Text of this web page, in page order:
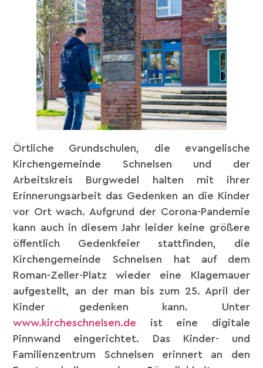
Örtliche Grundschulen, die evangelische
Kirchengemeinde Schnelsen und der
Arbeitskreis Burgwedel halten mit ihrer
Erinnerungsarbeit das Gedenken an die Kinder
vor Ort wach. Aufgrund der Corona-Pandemie
kann auch in diesem Jahr leider keine größere
öffentlich Gedenkfeier stattfinden, die
Kirchengemeinde Schnelsen hat auf dem
Roman-Zeller-Platz wieder eine Klagemauer
aufgestellt, an der man bis zum 25. April der
Kinder gedenken kann. Unter
www.kircheschnelsen.de ist eine digitale
Pinnwand eingerichtet. Das Kinder- und
Familienzentrum Schnelsen erinnert an den